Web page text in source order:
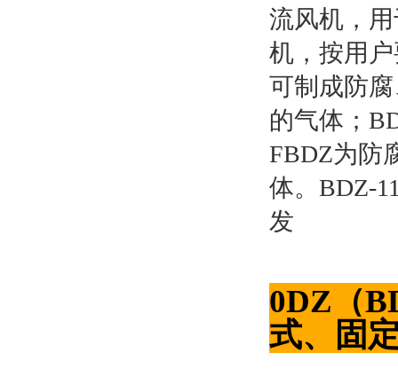
流风机，
机，按用
可制成防
的气体；
FBDZ为防
体。BDZ-
0DZ（
式、固